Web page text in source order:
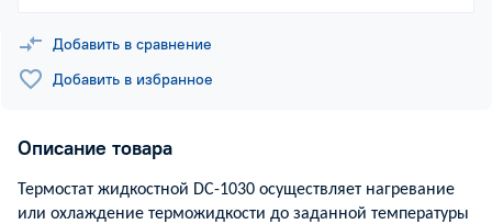
Добавить в сравнение
Добавить в избранное
Описание товара
Термостат жидкостной DC-1030 осуществляет нагревание
или охлаждение терможидкости до заданной температуры